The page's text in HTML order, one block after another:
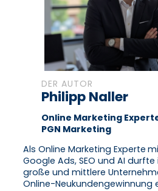
DER AUTOR
Philipp Naller
Online Marketing
PGN Marketing
Als Online Marketing Experte
Google Ads, SEO und AI
große und mittlere
Online-Neukundengewinnung